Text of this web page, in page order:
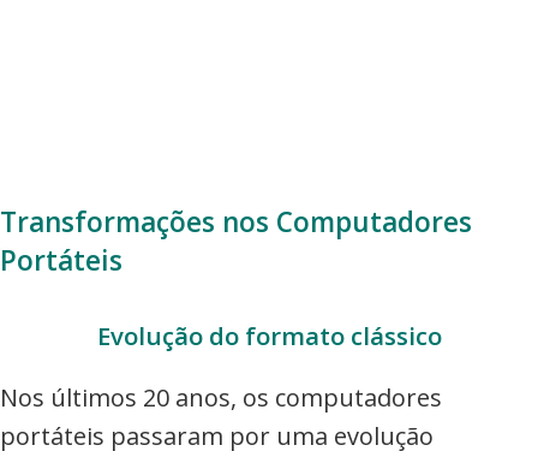
Transformações nos Computadores
Portáteis
Evolução do formato clássico
Nos últimos 20 anos, os computadores
portáteis passaram por uma evolução